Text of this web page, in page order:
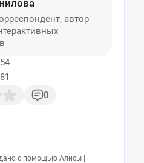
автор
0
с помощью Алисы |